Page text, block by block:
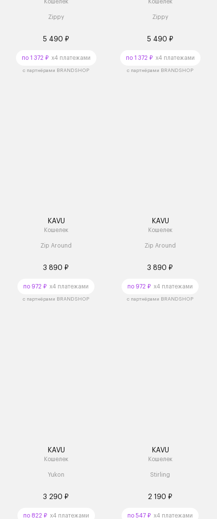
Кошелек
Zippy
5 490 ₽
по 1 372 ₽x4 платежами
с партнёрами BRANDSHOP
Кошелек
Zippy
5 490 ₽
по 1 372 ₽x4 платежами
с партнёрами BRANDSHOP
KAVU
Кошелек
Zip Around
3 890 ₽
по 972 ₽ x4 платежами
с партнёрами BRANDSHOP
KAVU
Кошелек
Zip Around
3 890 ₽
по 972 ₽ x4 платежами
с партнёрами BRANDSHOP
KAVU
Кошелек
Yukon
3 290 ₽
по 822 ₽x4 платежами
KAVU
Кошелек
Stirling
2 190 ₽
по 547 ₽ x4 платежами